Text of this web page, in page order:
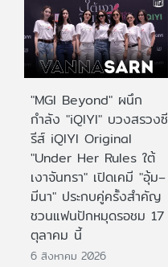
"MGI Beyond" ผนึก
กำลัง "iQIYI" บวงสรวงซี
รีส์ iQIYI Original
"Under Her Rules ใต้
เงาจันทรา" เปิดเคมี "อุ้ม–
มีนา" ประกบคู่ครั้งสำคัญ
ชวนแฟนปักหมุดรอชม 17
ตุลาคม นี้
6 สิงหาคม 2026